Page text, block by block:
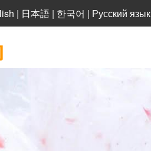
| 日本語 | 한국어 | Русский язык